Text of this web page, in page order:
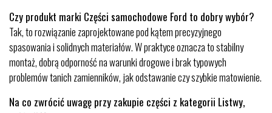
Czy produkt marki Części samochodowe Ford to dobry wybór?
Tak, to rozwiązanie zaprojektowane pod kątem precyzyjnego
spasowania i solidnych materiałów. W praktyce oznacza to stabilny
montaż, dobrą odporność na warunki drogowe i brak typowych
problemów tanich zamienników, jak odstawanie czy szybkie matowienie.
Na co zwrócić uwagę przy zakupie części z kategorii Listwy,